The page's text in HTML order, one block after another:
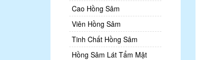
Cao Hồng Sâm
Viên Hồng Sâm
Tinh Chất Hồng Sâm
Hồng Sâm Lát Tẩm Mật